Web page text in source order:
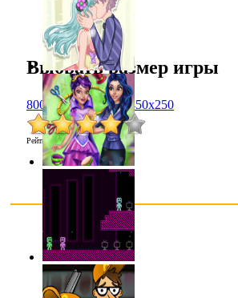
Выбрать размер игры
800x600 1024x768 450x250
Рейтинг :4.1/54